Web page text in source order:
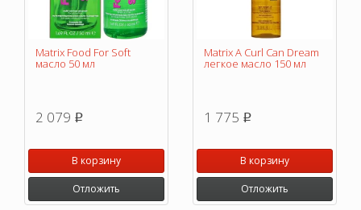
Matrix Food For Soft
масло 50 мл
2 079 p
В корзину
Отложить
Matrix A Curl Can Dream
легкое масло 150 мл
1 775 p
В корзину
Отложить